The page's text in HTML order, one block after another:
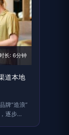
长: 6分钟
道本地
牌“造浪”
逐步